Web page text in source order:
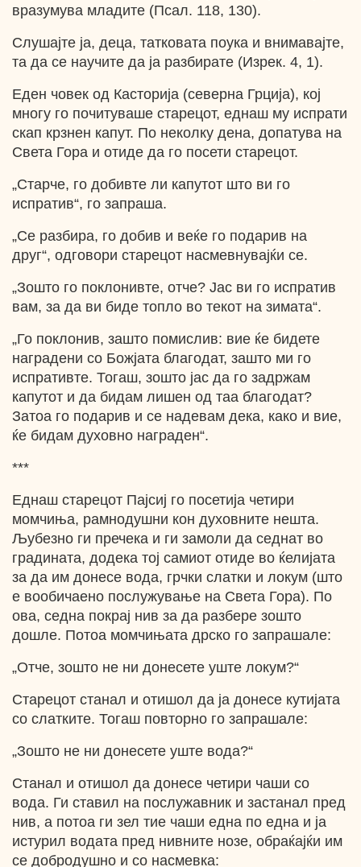
вразумува младите (Псал. 118, 130).
Слушајте ја, деца, татковата поука и внимавајте,
та да се научите да ја разбирате (Изрек. 4, 1).
Еден човек од Касторија (северна Грција), кој
многу го почитуваше старецот, еднаш му испрати
скап крзнен капут. По неколку дена, допатува на
Света Гора и отиде да го посети старецот.
„Старче, го добивте ли капутот што ви го
испратив“, го запраша.
„Се разбира, го добив и веќе го подарив на
друг“, одговори старецот насмевнувајќи се.
„Зошто го поклонивте, отче? Јас ви го испратив
вам, за да ви биде топло во текот на зимата“.
„Го поклонив, зашто помислив: вие ќе бидете
наградени со Божјата благодат, зашто ми го
испративте. Тогаш, зошто јас да го задржам
капутот и да бидам лишен од таа благодат?
Затоа го подарив и се надевам дека, како и вие,
ќе бидам духовно награден“.
***
Еднаш старецот Пајсиј го посетија четири
момчиња, рамнодушни кон духовните нешта.
Љубезно ги пречека и ги замоли да седнат во
градината, додека тој самиот отиде во ќелијата
за да им донесе вода, грчки слатки и локум (што
e вообичаено послужување на Света Гора). По
ова, седна покрај нив за да разбере зошто
дошле. Потоа момчињата дрско го запрашале:
„Отче, зошто не ни донесете уште локум?“
Старецот станал и отишол да ја донесе кутијата
со слатките. Тогаш повторно го запрашале:
„Зошто не ни донесете уште вода?“
Станал и отишол да донесе четири чаши со
вода. Ги ставил на послужавник и застанал пред
нив, а потоа ги зел тие чаши една по една и ја
истурил водата пред нивните нозе, обраќајќи им
се добродушно и со насмевка: